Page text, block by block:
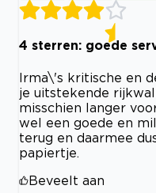
4 sterren: goede
Irma\'s kritische en
je uitstekende
misschien langer
wel een goede en
terug en daarmee
papiertje.
Beveelt aan